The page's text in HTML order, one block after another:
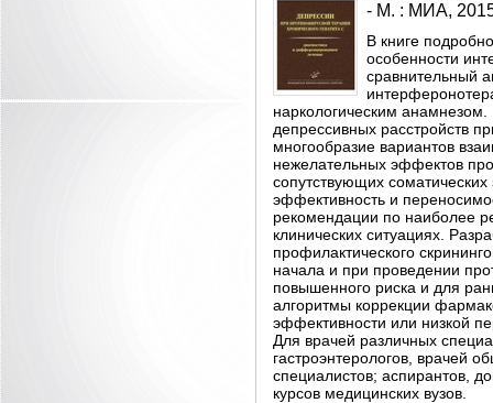
- М. : МИА,
В книге
особенности
сравнительный
наркологическим
депрессивных расстройств
многообразие вариантов
нежелательных эффектов
сопутствующих
эффективность и
рекомендации по наиболее
клинических ситуациях.
профилактического
начала и при проведении
повышенного риска и для
алгоритмы коррекции
эффективности или низкой
Для врачей различных
гастроэнтерологов, врачей
специалистов; аспирантов,
курсов медицинских вузов.